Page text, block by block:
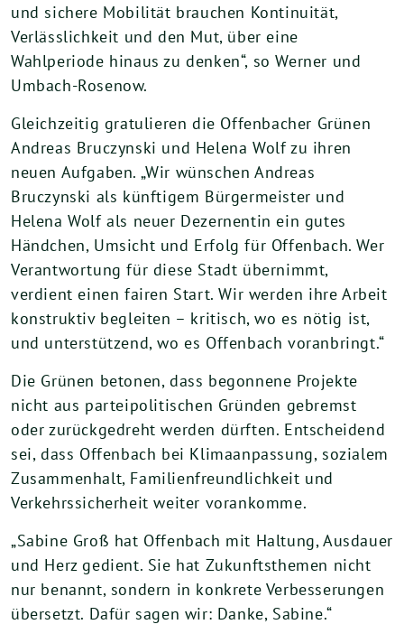
und sichere Mobilität brauchen Kontinuität,
Verlässlichkeit und den Mut, über eine
Wahlperiode hinaus zu denken“, so Werner und
Umbach-Rosenow.
Gleichzeitig gratulieren die Offenbacher Grünen
Andreas Bruczynski und Helena Wolf zu ihren
neuen Aufgaben. „Wir wünschen Andreas
Bruczynski als künftigem Bürgermeister und
Helena Wolf als neuer Dezernentin ein gutes
Händchen, Umsicht und Erfolg für Offenbach. Wer
Verantwortung für diese Stadt übernimmt,
verdient einen fairen Start. Wir werden ihre Arbeit
konstruktiv begleiten – kritisch, wo es nötig ist,
und unterstützend, wo es Offenbach voranbringt.“
Die Grünen betonen, dass begonnene Projekte
nicht aus parteipolitischen Gründen gebremst
oder zurückgedreht werden dürften. Entscheidend
sei, dass Offenbach bei Klimaanpassung, sozialem
Zusammenhalt, Familienfreundlichkeit und
Verkehrssicherheit weiter vorankomme.
„Sabine Groß hat Offenbach mit Haltung, Ausdauer
und Herz gedient. Sie hat Zukunftsthemen nicht
nur benannt, sondern in konkrete Verbesserungen
übersetzt. Dafür sagen wir: Danke, Sabine.“